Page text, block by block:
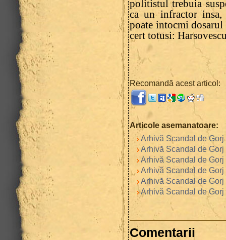
politistul trebuia
ca un infractor insa,
poate intocmi
cert totusi:
Recomandă acest articol:
Articole asemanatoare:
Arhivă Scandal de
Arhivă Scandal de
Arhivă Scandal de
Arhivă Scandal de
Arhivă Scandal de
Arhivă Scandal de
Comentarii